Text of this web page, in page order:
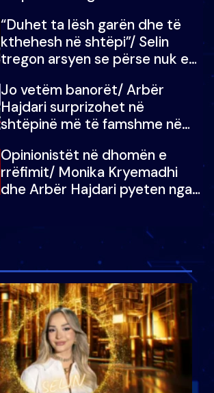
“Duhet ta lësh garën dhe të
kthehesh në shtëpi”/ Selin
tregon arsyen se përse nuk e
çoja luftën time deri në fund
Jo vetëm banorët/ Arbër
Hajdari surprizohet në
shtëpinë më të famshme në
vajzën e tij
Opinionistët në dhomën e
rrëfimit/ Monika Kryemadhi
dhe Arbër Hajdari pyeten nga